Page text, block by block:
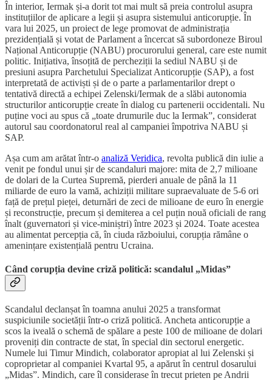
În interior, Iermak și-a dorit tot mai mult să preia controlul asupra
instituțiilor de aplicare a legii și asupra sistemului anticorupție. În
vara lui 2025, un proiect de lege promovat de administrația
prezidențială și votat de Parlament a încercat să subordoneze Biroul
Național Anticorupție (NABU) procurorului general, care este numit
politic. Inițiativa, însoțită de percheziții la sediul NABU și de
presiuni asupra Parchetului Specializat Anticorupție (SAP), a fost
interpretată de activiști și de o parte a parlamentarilor drept o
tentativă directă a echipei Zelenski/Iermak de a slăbi autonomia
structurilor anticorupție create în dialog cu partenerii occidentali. Nu
puține voci au spus că „toate drumurile duc la Iermak”, considerat
autorul sau coordonatorul real al campaniei împotriva NABU și
SAP.
Așa cum am arătat într-o analiză Veridica, revolta publică din iulie a
venit pe fondul unui șir de scandaluri majore: mita de 2,7 milioane
de dolari de la Curtea Supremă, pierderi anuale de până la 11
miliarde de euro la vamă, achiziții militare supraevaluate de 5-6 ori
față de prețul pieței, deturnări de zeci de milioane de euro în energie
și reconstrucție, precum și demiterea a cel puțin nouă oficiali de rang
înalt (guvernatori și vice-miniștri) între 2023 și 2024. Toate acestea
au alimentat percepția că, în ciuda războiului, corupția rămâne o
amenințare existențială pentru Ucraina.
Când corupția devine criză politică: scandalul „Midas”
Scandalul declanșat în toamna anului 2025 a transformat
suspiciunile societății într-o criză politică. Ancheta anticorupție a
scos la iveală o schemă de spălare a peste 100 de milioane de dolari
proveniți din contracte de stat, în special din sectorul energetic.
Numele lui Timur Mindich, colaborator apropiat al lui Zelenski și
coproprietar al companiei Kvartal 95, a apărut în centrul dosarului
„Midas”. Mindich, care îl considerase în trecut prieten pe Andrii